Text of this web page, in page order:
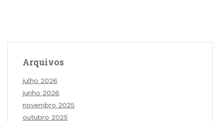
Arquivos
julho 2026
junho 2026
novembro 2025
outubro 2025